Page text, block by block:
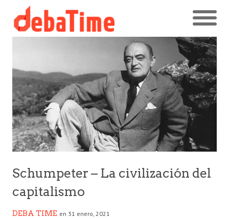
Schumpeter – La civilización del
capitalismo
DEBA TIME en 31 enero, 2021